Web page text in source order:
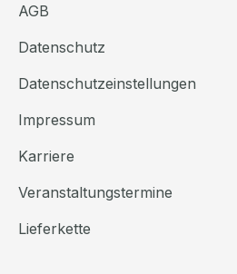
AGB
Datenschutz
Datenschutzeinstellungen
Impressum
Karriere
Veranstaltungstermine
Lieferkette